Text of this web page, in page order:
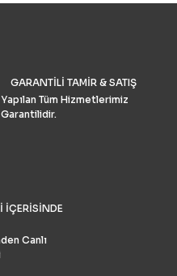
grubu Drone Industry
tarafından FAA drone
numaralarının analizine
GARANTİLİ TAMİR & SATIŞ
Yapılan Tüm Hizmetlerimiz
Garantilidir.
İÇERİSİNDE
Canlı